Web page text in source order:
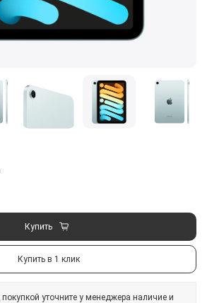
Купить
Купить в 1 клик
уточните у менеджера наличие и